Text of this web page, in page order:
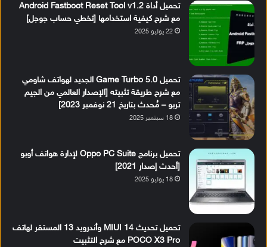
تحميل أداة Android Fastboot Reset Tool v1.2
مع شرح كيفية استخدامها [تخطي حساب جوجل]
22 يوليو 2025
تحميل Game Turbo 5.0 الجديد لهواتف شاومي
مع شرح طريقة تثبيته [الإصدار العالمي من الجيم
تربو – مُحدث بتاريخ 21 نوفمبر 2023]
18 سبتمبر 2025
تحميل برنامج Oppo PC Suite لإدارة هواتف أوبو
[أحدث إصدار 2021]
18 يوليو 2025
تحميل تحديث MIUI 14 وأندرويد 13 المستقر لهاتف
POCO X3 Pro مع شرح التثبيت